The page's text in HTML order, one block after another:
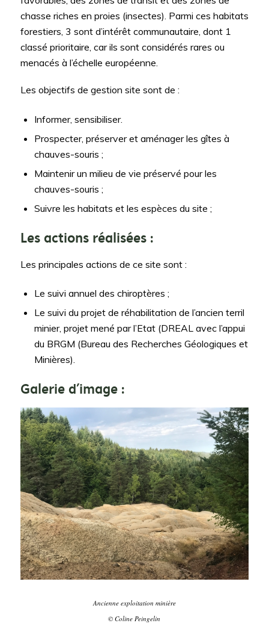
chasse riches en proies (insectes). Parmi ces habitats
forestiers, 3 sont d’intérêt communautaire, dont 1
classé prioritaire, car ils sont considérés rares ou
menacés à l’échelle européenne.
Les objectifs de gestion site sont de :
Informer, sensibiliser.
Prospecter, préserver et aménager les gîtes à
chauves-souris ;
Maintenir un milieu de vie préservé pour les
chauves-souris ;
Suivre les habitats et les espèces du site ;
Les actions réalisées :
Les principales actions de ce site sont :
Le suivi annuel des chiroptères ;
Le suivi du projet de réhabilitation de l’ancien terril
minier, projet mené par l’Etat (DREAL avec l’appui
du BRGM (Bureau des Recherches Géologiques et
Minières).
Galerie d’image :
Ancienne exploitation minière
© Coline Peingelin